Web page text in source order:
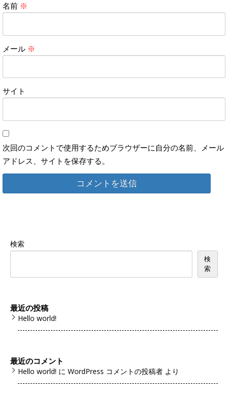
名前 ※
メール ※
サイト
次回のコメントで使用するためブラウザーに自分の名前、メール
アドレス、サイトを保存する。
検索
検
索
最近の投稿
Hello world!
最近のコメント
Hello world! に WordPress コメントの投稿者 より